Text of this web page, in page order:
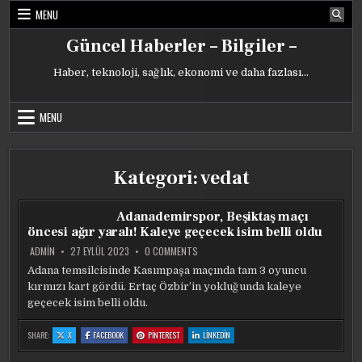
Skip
MENU
Güncel Haberler – Bilgiler –
Haber, teknoloji, sağlık, ekonomi ve daha fazlası…
MENU
Kategori:vedat
Adanademirspor, Beşiktaş maçı
öncesi ağır yaralı! Kaleye geçecek isim belli oldu
ADMIN 27 EYLÜL 2023 0 COMMENTS
BEŞIKTAŞ
MAÇI
ÖNCESI
KALEYE
GEÇECEK
ISIM
BELLI
Adana temsilcisinde Kasımpaşa maçında tam 3 oyuncu
kırmızı kart gördü. Ertaç Özbir’in yokluğunda kaleye
geçecek isim belli oldu.
SHARE: X:
ADANADEMIRSPOR,
BEŞIKTAŞ
FACEBOOK:
ADANADEMIRSPOR,
BEŞIKTAŞ
PINTEREST:
ADANADEMIRSPOR,
BEŞIKTAŞ
LINKEDIN
ADANADEMIRSPOR,
BEŞIKTAŞ